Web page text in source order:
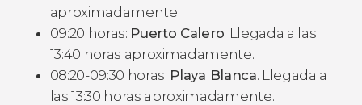
aproximadamente.
09:20 horas: Puerto Calero. Llegada a las
13:40 horas aproximadamente.
08:20-09:30 horas: Playa Blanca. Llegada a
las 13:30 horas aproximadamente.